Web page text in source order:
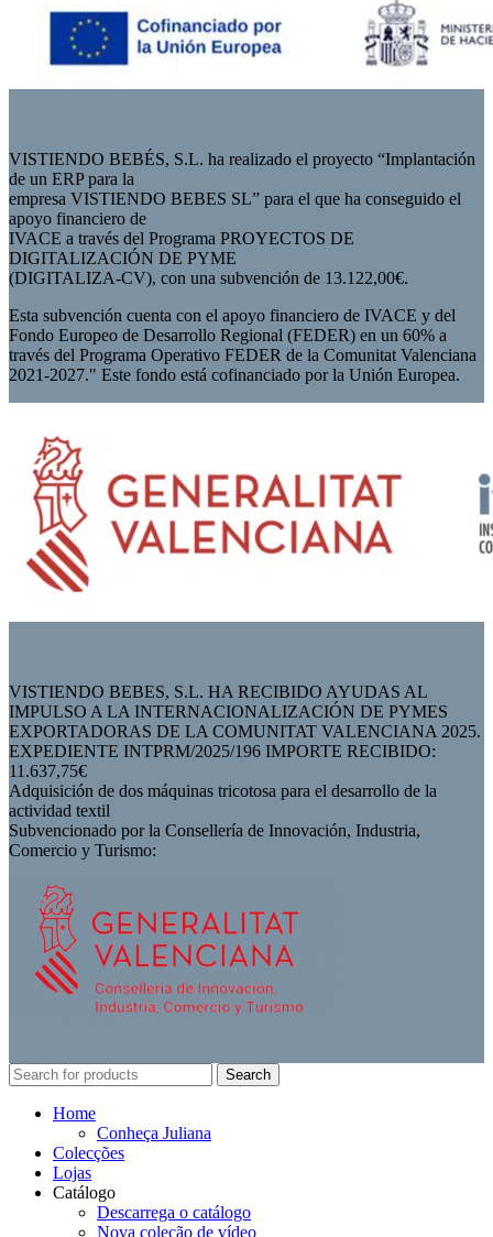
VISTIENDO BEBÉS, S.L. ha realizado el proyecto “Implantación
de un ERP para la
empresa VISTIENDO BEBES SL” para el que ha conseguido el
apoyo financiero de
IVACE a través del Programa PROYECTOS DE
DIGITALIZACIÓN DE PYME
(DIGITALIZA-CV), con una subvención de 13.122,00€.
Esta subvención cuenta con el apoyo financiero de IVACE y del
Fondo Europeo de Desarrollo Regional (FEDER) en un 60% a
través del Programa Operativo FEDER de la Comunitat Valenciana
2021-2027." Este fondo está cofinanciado por la Unión Europea.
VISTIENDO BEBES, S.L. HA RECIBIDO AYUDAS AL
IMPULSO A LA INTERNACIONALIZACIÓN DE PYMES
EXPORTADORAS DE LA COMUNITAT VALENCIANA 2025.
EXPEDIENTE INTPRM/2025/196 IMPORTE RECIBIDO:
11.637,75€
Adquisición de dos máquinas tricotosa para el desarrollo de la
actividad textil
Subvencionado por la Consellería de Innovación, Industria,
Comercio y Turismo:
Search
Home
Conheça Juliana
Colecções
Lojas
Catálogo
Descarrega o catálogo
Nova coleção de vídeo